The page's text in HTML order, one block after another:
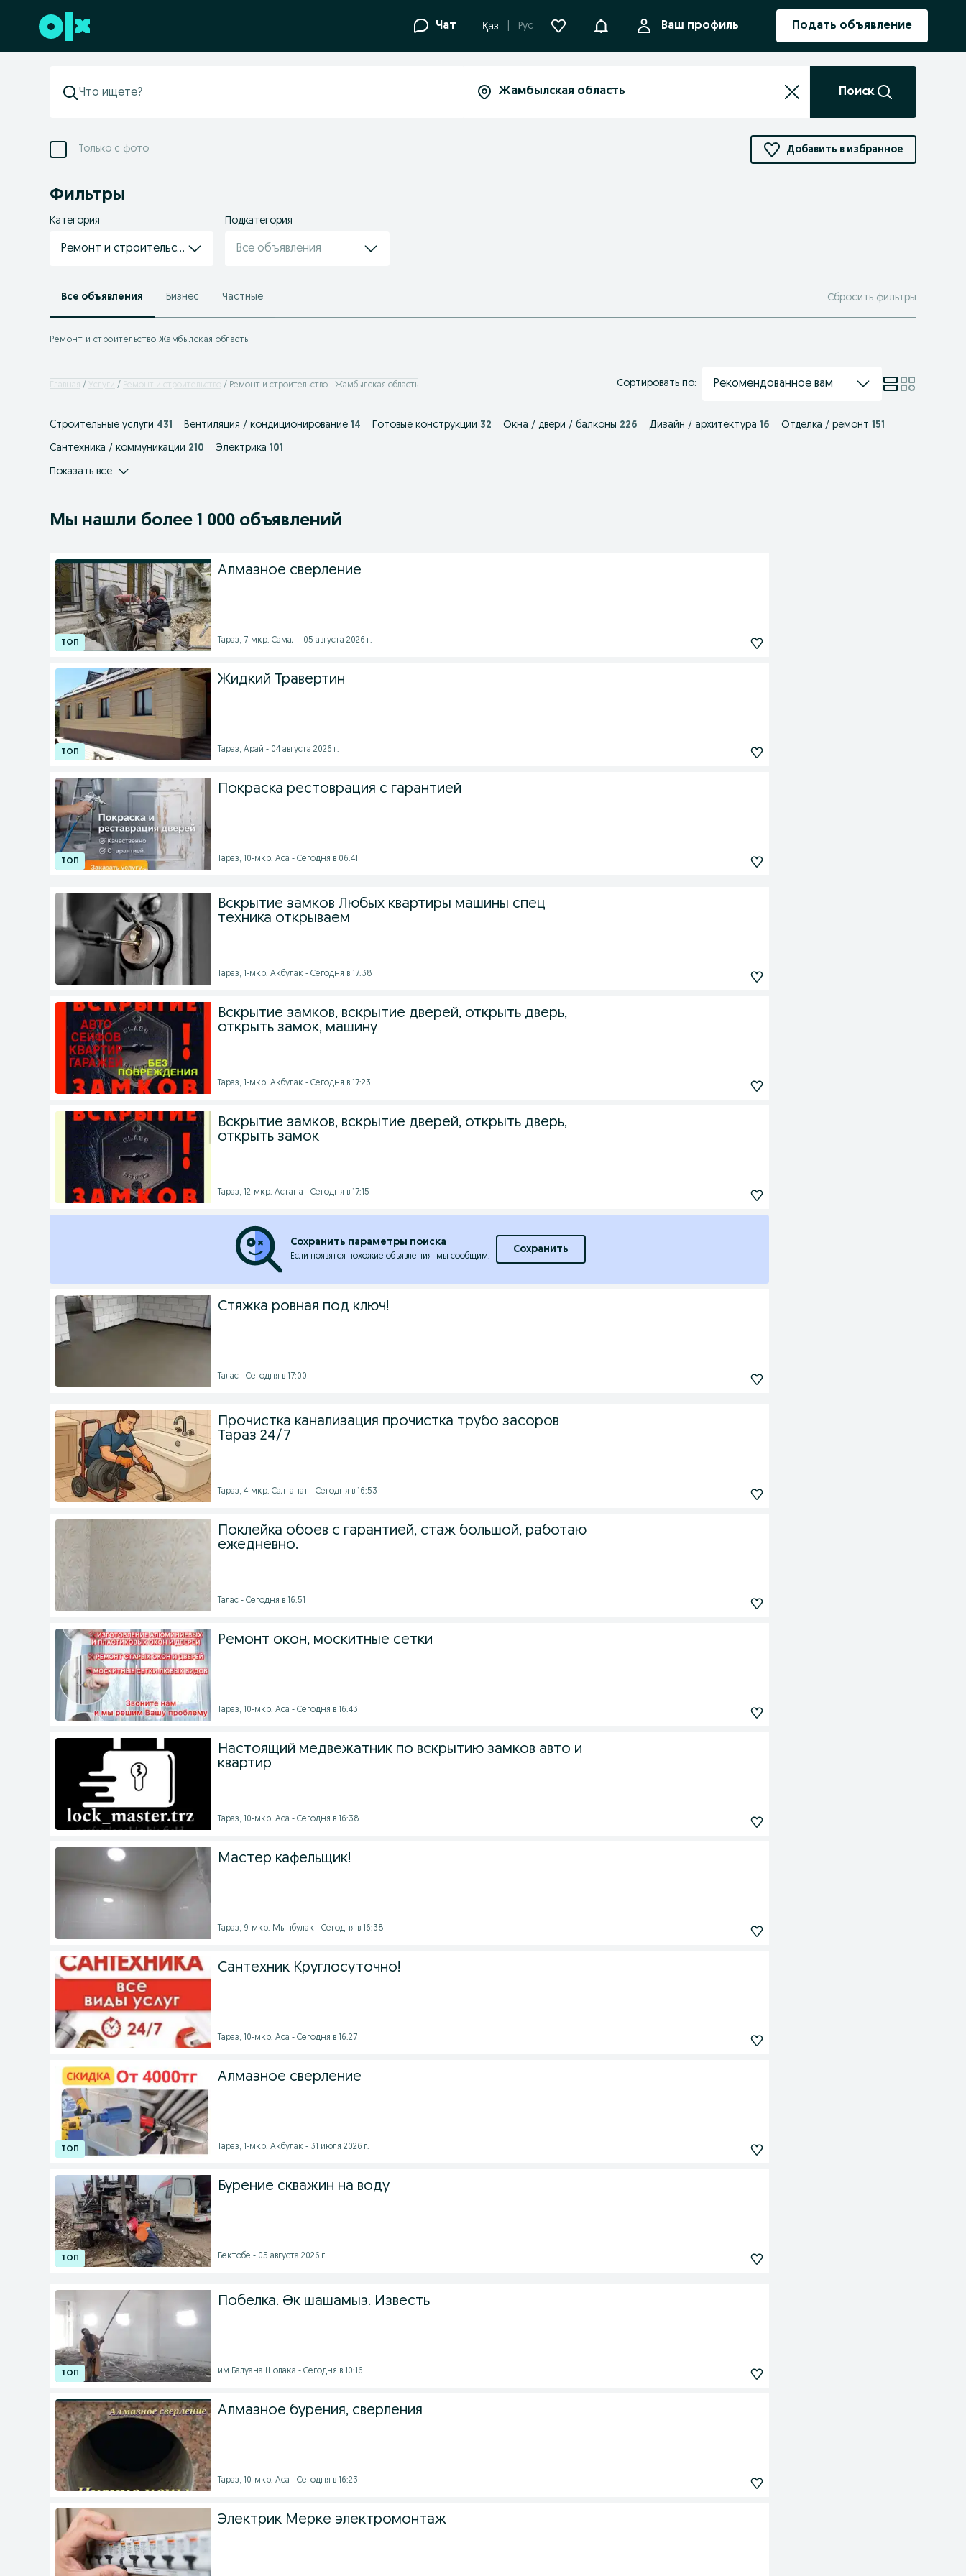
Перейти к нижнему колонтитулу Чат Қаз Рус УведомленияВаш профиль Подать объявление
Поиск
Только с фото Добавить в избранное
Фильтры
Категория
Ремонт и строительство
Подкатегория
Все объявления
Все объявления Бизнес Частные Сбросить фильтры
Ремонт и строительство Жамбылская область
Главная Услуги Ремонт и строительство Ремонт и строительство - Жамбылская область Сортировать по: Рекомендованное вам
Cтроительные услуги 431 Вентиляция / кондиционирование 14 Готовые конструкции 32 Окна / двери / балконы 226 Дизайн / архитектура 16 Отделка / ремонт 151
Сантехника / коммуникации 210 Электрика 101
Показать все
Мы нашли более 1 000 объявлений
Алмазное сверление
Тараз, 7-мкр. Самал - 05 августа 2026 г.
Жидкий Травертин
Тараз, Арай - 04 августа 2026 г.
Покраска рестоврация с гарантией
Тараз, 10-мкр. Аса - Сегодня в 06:41
Вскрытие замков Любых квартиры машины спец
техника открываем
Тараз, 1-мкр. Акбулак - Сегодня в 17:38
Вскрытие замков, вскрытие дверей, открыть дверь,
открыть замок, машину
Тараз, 1-мкр. Акбулак - Сегодня в 17:23
Вскрытие замков, вскрытие дверей, открыть дверь,
открыть замок
Тараз, 12-мкр. Астана - Сегодня в 17:15
Сохранить параметры поиска
Если появятся похожие объявления, мы сообщим.
Сохранить
Стяжка ровная под ключ!
Талас - Сегодня в 17:00
Прочистка канализация прочистка трубо засоров
Тараз 24/7
Тараз, 4-мкр. Салтанат - Сегодня в 16:53
Поклейка обоев с гарантией, стаж большой, работаю
ежедневно.
Талас - Сегодня в 16:51
Ремонт окон, москитные сетки
Тараз, 10-мкр. Аса - Сегодня в 16:43
Настоящий медвежатник по вскрытию замков авто и
квартир
Тараз, 10-мкр. Аса - Сегодня в 16:38
Мастер кафельщик!
Тараз, 9-мкр. Мынбулак - Сегодня в 16:38
Сантехник Круглосуточно!
Тараз, 10-мкр. Аса - Сегодня в 16:27
Алмазное сверление
Тараз, 1-мкр. Акбулак - 31 июля 2026 г.
Бурение скважин на воду
Бектобе - 05 августа 2026 г.
Побелка. Әк шашамыз. Известь
им.Балуана Шолака - Сегодня в 10:16
Алмазное бурения, сверления
Тараз, 10-мкр. Аса - Сегодня в 16:23
Электрик Мерке электромонтаж